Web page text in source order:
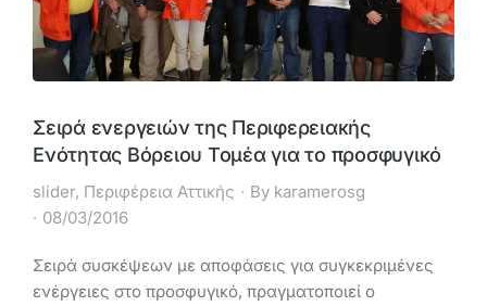
Σειρά ενεργειών της Περιφερειακής
Ενότητας Βόρειου Τομέα για το προσφυγικό
slider, Περιφέρεια Αττικής By karamerosg
08/03/2016
Σειρά συσκέψεων με αποφάσεις για συγκεκριμένες
ενέργειες στο προσφυγικό, πραγματοποιεί ο